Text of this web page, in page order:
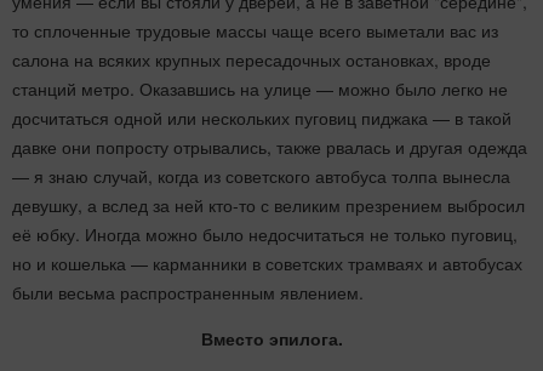
то сплоченные трудовые массы чаще всего выметали вас из
салона на всяких крупных пересадочных остановках, вроде
станций метро. Оказавшись на улице — можно было легко не
досчитаться одной или нескольких пуговиц пиджака — в такой
давке они попросту отрывались, также рвалась и другая одежда
— я знаю случай, когда из советского автобуса толпа вынесла
девушку, а вслед за ней кто-то с великим презрением выбросил
её юбку. Иногда можно было недосчитаться не только пуговиц,
но и кошелька — карманники в советских трамваях и автобусах
были весьма распространенным явлением.
Вместо эпилога.